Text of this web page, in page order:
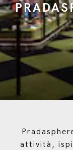
attività,